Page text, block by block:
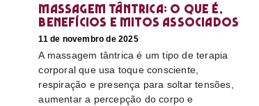
Massagem tântrica: o que é,
benefícios e mitos associados
11 de novembro de 2025
A massagem tântrica é um tipo de terapia
corporal que usa toque consciente,
respiração e presença para soltar tensões,
aumentar a percepção do corpo e